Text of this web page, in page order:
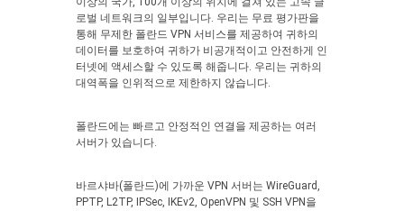
로벌 네트워크의 일부입니다. 우리는 무료 평가판을
통해 무제한 폴란드 VPN 서비스를 제공하여 귀하의
데이터를 보호하여 귀하가 비공개적이고 안전하게 인
터넷에 액세스할 수 있도록 해줍니다. 우리는 귀하의
대역폭을 인위적으로 제한하지 않습니다.
폴란드에는 빠르고 안정적인 연결을 제공하는 여러
서버가 있습니다.
바르샤바(폴란드)에 가까운 VPN 서버는 WireGuard,
PPTP, L2TP, IPSec, IKEv2, OpenVPN 및 SSH VPN을